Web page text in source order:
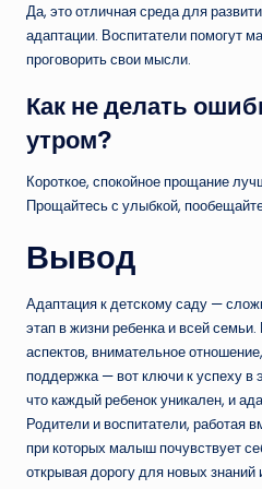
Да, это отличная среда для
адаптации. Воспитатели помогут
проговорить свои мысли.
Как не делать
утром?
Короткое, спокойное прощание
Прощайтесь с улыбкой,
Вывод
Адаптация к детскому саду —
этап в жизни ребенка и всей
аспектов, внимательное
поддержка — вот ключи к успеху в
что каждый ребенок уникален, и
Родители и воспитатели, работая
при которых малыш почувствует
открывая дорогу для новых знаний